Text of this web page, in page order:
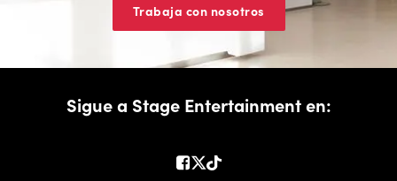
Trabaja con nosotros
Sigue a Stage Entertainment en: